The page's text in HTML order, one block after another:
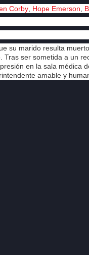
Corby Hope Emerson
su marido resulta
Tras ser sometida a un
en la sala médica
amable y